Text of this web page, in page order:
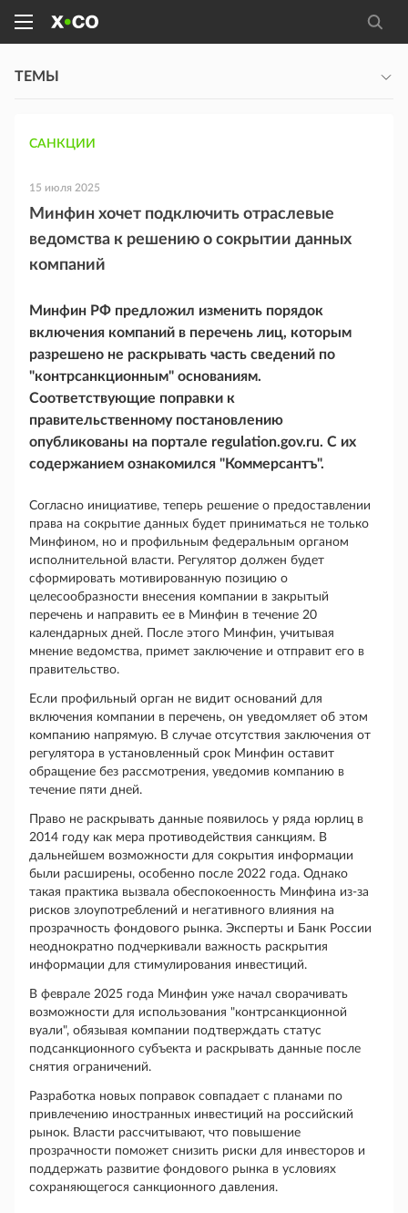
ТЕМЫ
САНКЦИИ
15 июля 2025
Минфин хочет подключить отраслевые
ведомства к решению о сокрытии данных
компаний
Минфин РФ предложил изменить порядок
включения компаний в перечень лиц, которым
разрешено не раскрывать часть сведений по
"контрсанкционным" основаниям.
Соответствующие поправки к
правительственному постановлению
опубликованы на портале regulation.gov.ru. С их
содержанием ознакомился "Коммерсантъ".
Согласно инициативе, теперь решение о предоставлении
права на сокрытие данных будет приниматься не только
Минфином, но и профильным федеральным органом
исполнительной власти. Регулятор должен будет
сформировать мотивированную позицию о
целесообразности внесения компании в закрытый
перечень и направить ее в Минфин в течение 20
календарных дней. После этого Минфин, учитывая
мнение ведомства, примет заключение и отправит его в
правительство.
Если профильный орган не видит оснований для
включения компании в перечень, он уведомляет об этом
компанию напрямую. В случае отсутствия заключения от
регулятора в установленный срок Минфин оставит
обращение без рассмотрения, уведомив компанию в
течение пяти дней.
Право не раскрывать данные появилось у ряда юрлиц в
2014 году как мера противодействия санкциям. В
дальнейшем возможности для сокрытия информации
были расширены, особенно после 2022 года. Однако
такая практика вызвала обеспокоенность Минфина из-за
рисков злоупотреблений и негативного влияния на
прозрачность фондового рынка. Эксперты и Банк России
неоднократно подчеркивали важность раскрытия
информации для стимулирования инвестиций.
В феврале 2025 года Минфин уже начал сворачивать
возможности для использования "контрсанкционной
вуали", обязывая компании подтверждать статус
подсанкционного субъекта и раскрывать данные после
снятия ограничений.
Разработка новых поправок совпадает с планами по
привлечению иностранных инвестиций на российский
рынок. Власти рассчитывают, что повышение
прозрачности поможет снизить риски для инвесторов и
поддержать развитие фондового рынка в условиях
сохраняющегося санкционного давления.